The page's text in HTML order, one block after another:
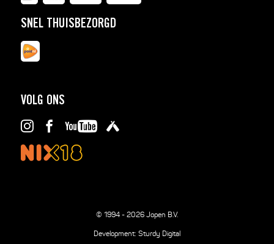
SNEL THUISBEZORGD
VOLG ONS
© 1994 - 2026 Jopen B.V.
Development: Sturdy Digital